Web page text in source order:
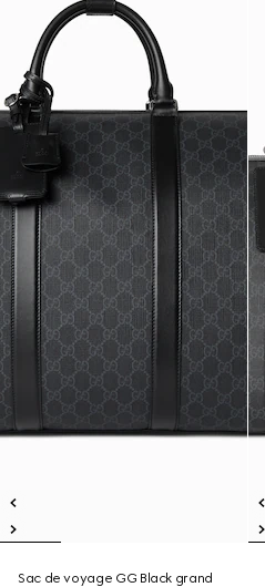
Sac de voyage GG Black grand